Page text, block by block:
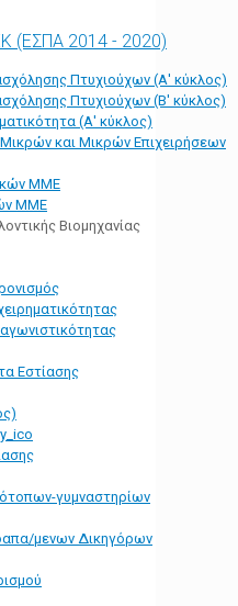
(ΕΣΠΑ 2014 - 2020)
Πτυχιούχων (Α' κύκλος)
Πτυχιούχων (Β' κύκλος)
(Α' κύκλος)
και Μικρών Επιχειρήσεων
ΜΜΕ
ΜΜΕ
Βιομηχανίας
Εστίασης
γυμναστηρίων
μενων Δικηγόρων